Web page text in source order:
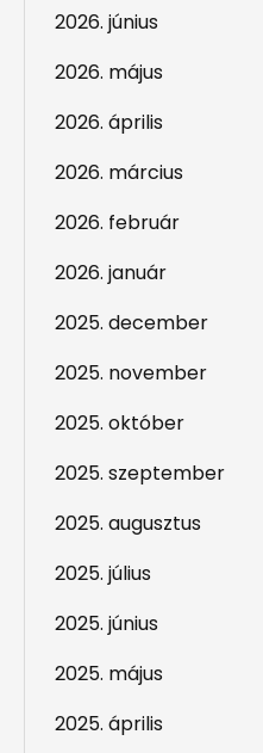
2026. június
2026. május
2026. április
2026. március
2026. február
2026. január
2025. december
2025. november
2025. október
2025. szeptember
2025. augusztus
2025. július
2025. június
2025. május
2025. április